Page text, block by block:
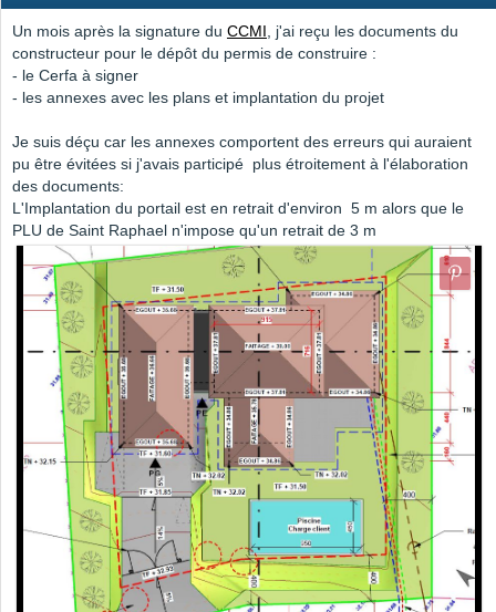
Un mois après la signature du CCMI, j'ai reçu les documents du
constructeur pour le dépôt du permis de construire :
- le Cerfa à signer
- les annexes avec les plans et implantation du projet
Je suis déçu car les annexes comportent des erreurs qui auraient
pu être évitées si j'avais participé plus étroitement à l'élaboration
des documents:
L'Implantation du portail est en retrait d'environ 5 m alors que le
PLU de Saint Raphael n'impose qu'un retrait de 3 m